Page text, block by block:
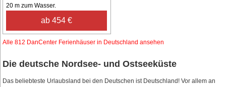
20 m zum Wasser.
ab 454 €
Alle 812 DanCenter Ferienhäuser in Deutschland ansehen
Die deutsche Nordsee- und Ostseeküste
Das beliebteste Urlaubsland bei den Deutschen ist Deutschland! Vor allem an